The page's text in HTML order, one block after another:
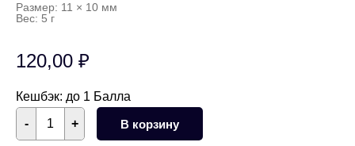
Размер: 11 × 10 мм
Вес: 5 г
120,00 ₽
Кешбэк: до 1 Балла
+
Количество
товара
Бусина
- В корзину